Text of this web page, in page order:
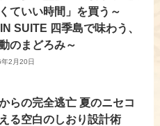
ていい時間」を買う～
SUITE 四季島で味わう、
のまどろみ～
2月20日
らの完全逃亡 夏のニセコ
る空白のしおり設計術